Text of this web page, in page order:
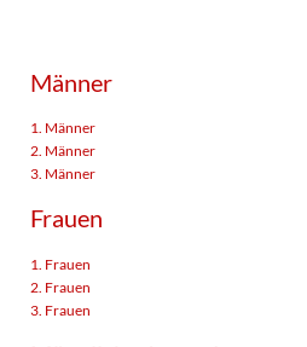
Männer
1. Männer
2. Männer
3. Männer
Frauen
1. Frauen
2. Frauen
3. Frauen